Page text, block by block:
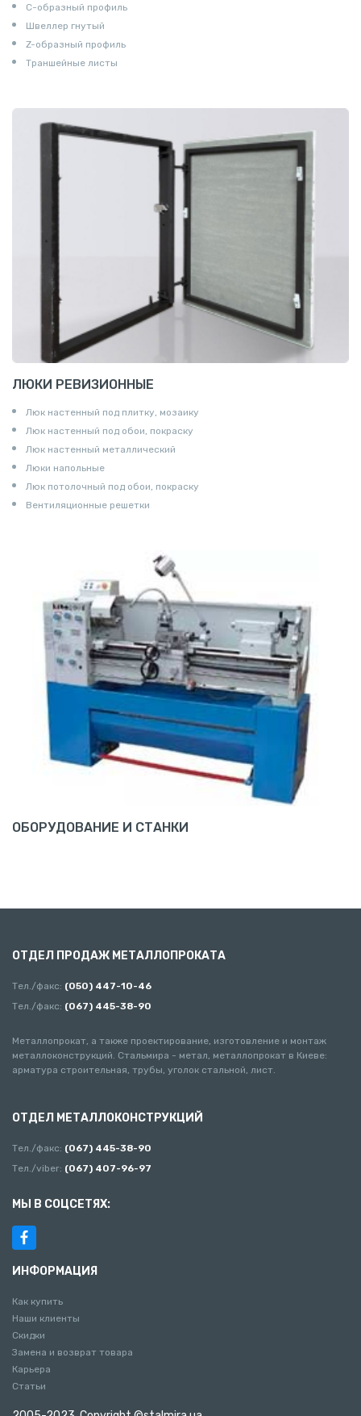
С-образный профиль
Швеллер гнутый
Z-образный профиль
Траншейные листы
ЛЮКИ РЕВИЗИОННЫЕ
Люк настенный под плитку, мозаику
Люк настенный под обои, покраску
Люк настенный металлический
Люки напольные
Люк потолочный под обои, покраску
Вентиляционные решетки
ОБОРУДОВАНИЕ И СТАНКИ
ОТДЕЛ ПРОДАЖ МЕТАЛЛОПРОКАТА
Тел./факс: (050) 447-10-46
Тел./факс: (067) 445-38-90
Металлопрокат, а также проектирование, изготовление и монтаж
металлоконструкций. Стальмира - метал, металлопрокат в Киеве:
арматура строительная, трубы, уголок стальной, лист.
ОТДЕЛ МЕТАЛЛОКОНСТРУКЦИЙ
Тел./факс: (067) 445-38-90
Тел./viber: (067) 407-96-97
МЫ В СОЦСЕТЯХ:
ИНФОРМАЦИЯ
Как купить
Наши клиенты
Скидки
Замена и возврат товара
Карьера
Статьи